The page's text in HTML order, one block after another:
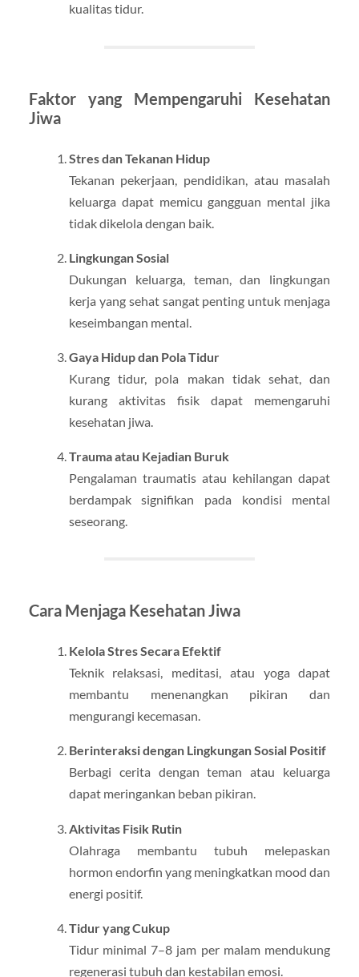
kualitas tidur.
Faktor yang Mempengaruhi Kesehatan
Jiwa
Stres dan Tekanan Hidup
Tekanan pekerjaan, pendidikan, atau masalah
keluarga dapat memicu gangguan mental jika
tidak dikelola dengan baik.
Lingkungan Sosial
Dukungan keluarga, teman, dan lingkungan
kerja yang sehat sangat penting untuk menjaga
keseimbangan mental.
Gaya Hidup dan Pola Tidur
Kurang tidur, pola makan tidak sehat, dan
kurang aktivitas fisik dapat memengaruhi
kesehatan jiwa.
Trauma atau Kejadian Buruk
Pengalaman traumatis atau kehilangan dapat
berdampak signifikan pada kondisi mental
seseorang.
Cara Menjaga Kesehatan Jiwa
Kelola Stres Secara Efektif
Teknik relaksasi, meditasi, atau yoga dapat
membantu menenangkan pikiran dan
mengurangi kecemasan.
Berinteraksi dengan Lingkungan Sosial Positif
Berbagi cerita dengan teman atau keluarga
dapat meringankan beban pikiran.
Aktivitas Fisik Rutin
Olahraga membantu tubuh melepaskan
hormon endorfin yang meningkatkan mood dan
energi positif.
Tidur yang Cukup
Tidur minimal 7–8 jam per malam mendukung
regenerasi tubuh dan kestabilan emosi.